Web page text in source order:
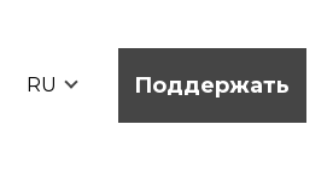
RU Поддержать